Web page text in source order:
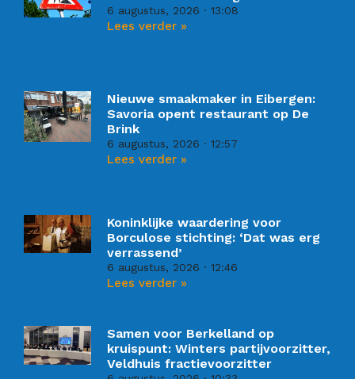
6 augustus, 2026 13:08
Lees verder »
Nieuwe smaakmaker in Eibergen:
Savoria opent restaurant op De
Brink
6 augustus, 2026 12:57
Lees verder »
Koninklijke waardering voor
Borculose stichting: ‘Dat was erg
verrassend’
6 augustus, 2026 12:46
Lees verder »
Samen voor Berkelland op
kruispunt: Winters partijvoorzitter,
Veldhuis fractievoorzitter